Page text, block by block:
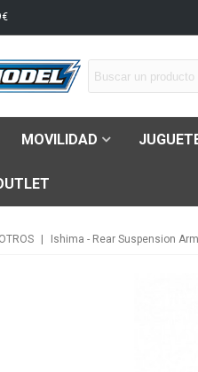
MOVILIDAD
OTROS Ishima - Rear Suspension